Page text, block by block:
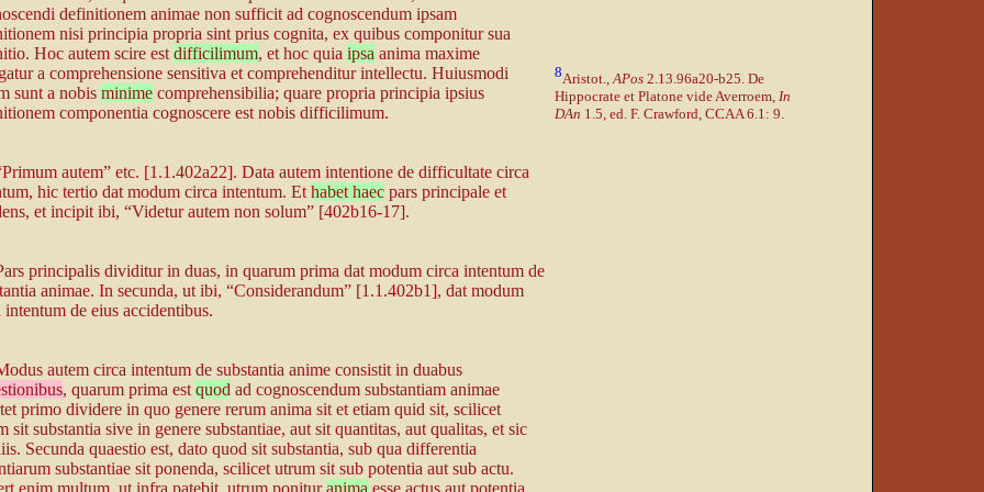
definitionem animae non sufficit ad cognoscendum ipsam
nisi principia propria sint prius cognita, ex quibus componitur sua
Hoc autem scire est difficilimum, et hoc quia ipsa anima maxime
a comprehensione sensitiva et comprehenditur intellectu. Huiusmodi
sunt a nobis minimecomprehensibilia; quare propria principia ipsius
componentia cognoscere est nobis difficilimum.
8Aristot.,APos2.13.96a20-b25. De
Hippocrate et Platone vide Averroem, In
DAn 1.5, ed. F. Crawford, CCAA 6.1: 9.
autem” etc. [1.1.402a22]. Data autem intentione de difficultate circa
hic tertio dat modum circa intentum. Et habet haecpars principale et
et incipit ibi, “Videtur autem non solum” [402b16-17].
principalis dividitur in duas, in quarum prima dat modum circa intentum de
animae. In secunda, ut ibi, “Considerandum” [1.1.402b1], dat modum
intentum de eius accidentibus.
autem circa intentum de substantia anime consistit in duabus
, quarum prima est quod ad cognoscendum substantiam animae
primo dividere in quo genere rerum anima sit et etiam quid sit, scilicet
sit substantia sive in genere substantiae, aut sit quantitas, aut qualitas, et sic
Secunda quaestio est, dato quod sit substantia, sub qua differentia
substantiae sit ponenda, scilicet utrum sit sub potentia aut sub actu.
enim multum, ut infra patebit, utrum ponituranima esse actus aut potentia,